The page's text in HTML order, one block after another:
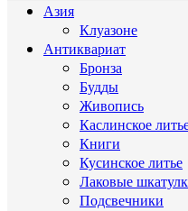
Азия
Клуазоне
Антиквариат
Бронза
Будды
Живопись
Каслинское
Книги
Кусинское литье
Лаковые
Подсвечники